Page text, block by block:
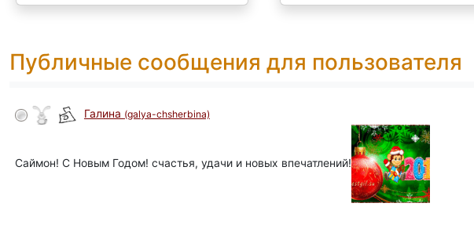
Публичные сообщения для пользователя
Галина (galya-chsherbina)
Саймон! С Новым Годом! счастья, удачи и новых впечатлений!